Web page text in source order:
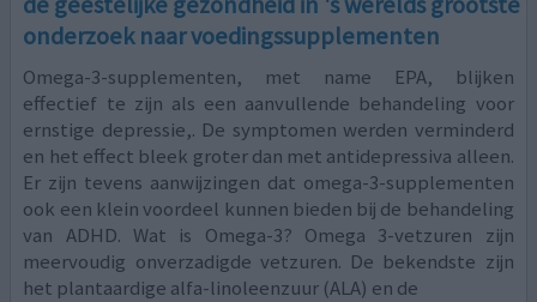
onderzoek naar voedingssupplementen
Omega-3-supplementen, met name EPA, blijken
effectief te zijn als een aanvullende behandeling voor
ernstige depressie,. De symptomen werden verminderd
en het effect bleek groter dan met antidepressiva alleen.
Er zijn tevens aanwijzingen dat omega-3-supplementen
ook een klein voordeel kunnen bieden bij de behandeling
van ADHD. Wat is Omega-3? Omega 3-vetzuren zijn
meervoudig onverzadigde vetzuren. De bekendste zijn
het plantaardige alfa-linoleenzuur (ALA) en de